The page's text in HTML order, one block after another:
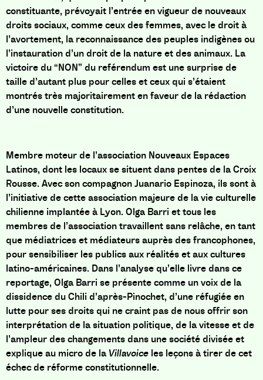
constituante, prévoyait l’entrée en vigueur de nouveaux
droits sociaux, comme ceux des femmes, avecle droit à
l’avortement, la reconnaissance des peuples indigènes ou
l’instauration d’un droit de la nature et des animaux. La
victoire du “NON” du reférendum est une surprise de
taille d’autant plus pour celles et ceux qui s’étaient
montrés très majoritairement en faveur de la rédaction
d’une nouvelle constitution.
Membre moteur de l’association Nouveaux Espaces
Latinos, dont les locaux se situent dans pentes de la Croix
Rousse. Avec son compagnon Juanario Espinoza, ils sont à
l’initiative de cette association majeure de la vie culturelle
chilienne implantée à Lyon. Olga Barri et tous les
membres de l’associationtravaillent sans relâche, en tant
que médiatrices et médiateurs auprès des francophones,
pour sensibiliser les publics aux réalités et aux cultures
latino-américaines. Dans l’analyse qu’elle livre dans ce
reportage, Olga Barri se présente comme un voix de la
dissidence du Chili d’après-Pinochet, d’une réfugiée en
lutte pour ses droits qui ne craint pas de nous offrir son
interprétation de la situation politique, de la vitesse et de
l’ampleur des changements dans une société divisée et
explique au micro de la Villavoice les leçons à tirer de cet
échec de réforme constitutionnelle.